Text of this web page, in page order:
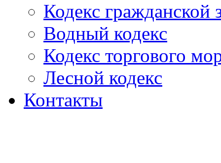
Кодекс гражданской
Водный кодекс
Кодекс торгового
Лесной кодекс
Контакты